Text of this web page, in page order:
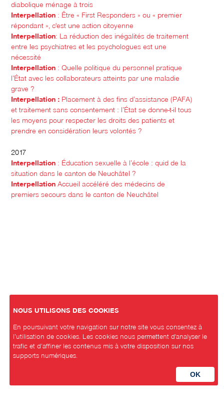
diabolique ménage à trois
Interpellation : Être « First Responders » ou « premier
répondant », c'est une action citoyenne
Interpellation: La réduction des inégalités de traitement
entre les psychiatres et les psychologues est une
nécessité
Interpellation : Quelle politique du personnel pratique
l’État avec les collaborateurs atteints par une maladie
grave ?
Interpellation : Placement à des fins d’assistance (PAFA)
et traitement sans consentement : l’État se donne-t-il tous
les moyens pour respecter les droits des patients et
prendre en considération leurs volontés ?
2017
Interpellation : Éducation sexuelle à l’école : quid de la
situation dans le canton de Neuchâtel ?
Interpellation Accueil accéléré des médecins de
premiers secours dans le canton de Neuchâtel
NOUS UTILISONS DES COOKIES
En poursuivant votre navigation sur notre site vous consentez à
l’utilisation de cookies. Les cookies nous permettent d'analyser le
trafic et d’affiner les contenus mis à votre disposition sur nos
supports numériques.